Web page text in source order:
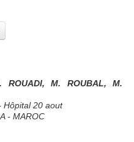
ROUADI, M. ROUBAL, M.
Hôpital 20 aout
- MAROC